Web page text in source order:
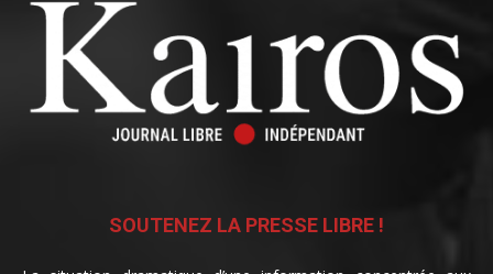
SOUTENEZ LA PRESSE LIBRE !